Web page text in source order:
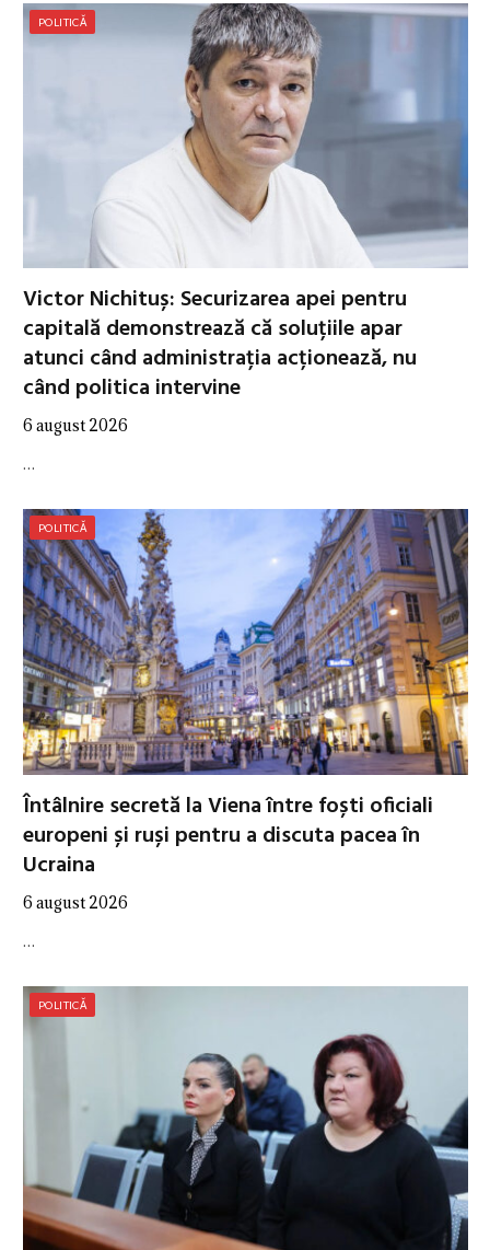
POLITICĂ
Victor Nichituș: Securizarea apei pentru
capitală demonstrează că soluțiile apar
atunci când administrația acționează, nu
când politica intervine
6 august 2026
…
POLITICĂ
Întâlnire secretă la Viena între foști oficiali
europeni și ruși pentru a discuta pacea în
Ucraina
6 august 2026
…
POLITICĂ